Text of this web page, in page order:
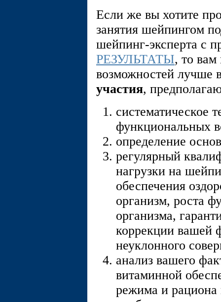
Если же вы хотите
занятия шейпингом
шейпинг-эксперта с
РЕЗУЛЬТАТЫ, то
возможностей лучше
участия,
систематическое
функциональных
определение
регулярный
нагрузки на
обеспечения
организм, роста
организма,
коррекции вашей
неуклонного
анализ вашего
витаминной
режима и рациона